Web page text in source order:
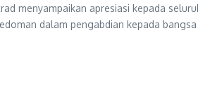
menyampaikan apresiasi kepada
dalam pengabdian kepada